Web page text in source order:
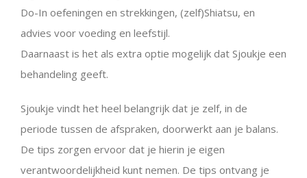
Do-In oefeningen en strekkingen, (zelf)Shiatsu, en
advies voor voeding en leefstijl.
Daarnaast is het als extra optie mogelijk dat Sjoukje een
behandeling geeft.
Sjoukje vindt het heel belangrijk dat je zelf, in de
periode tussen de afspraken, doorwerkt aan je balans.
De tips zorgen ervoor dat je hierin je eigen
verantwoordelijkheid kunt nemen. De tips ontvang je